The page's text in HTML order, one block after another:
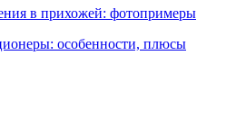
в прихожей: фотопримеры
особенности, плюсы